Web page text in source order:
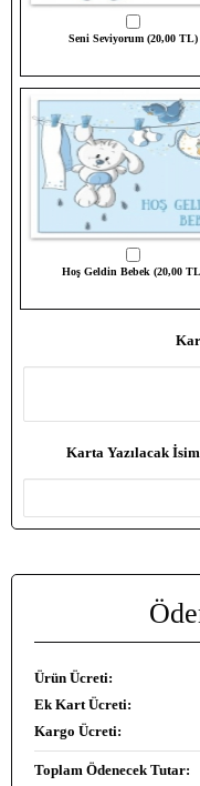
Seni Seviyorum (20,00 TL)
Hoş Geldin Bebek (20,00
Karta Yazılacak
Ürün Ücreti:
Ek Kart Ücreti:
Kargo Ücreti:
Toplam Ödenecek Tutar: